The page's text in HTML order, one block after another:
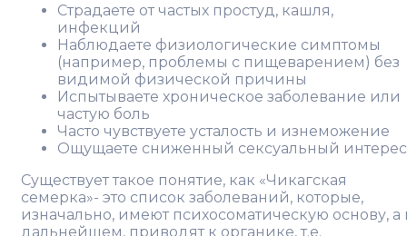
Страдаете от частых простуд, кашля,
инфекций
Наблюдаете физиологические симптомы
(например, проблемы с пищеварением) без
видимой физической причины
Испытываете хроническое заболевание или
частую боль
Часто чувствуете усталость и изнеможение
Ощущаете сниженный сексуальный интерес
Существует такое понятие, как «Чикагская
семерка»- это список заболеваний, которые,
изначально, имеют психосоматическую основу, а
дальнейшем, приводят к органике, т.е.